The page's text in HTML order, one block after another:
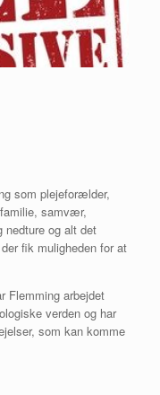
som plejeforælder,
samvær,
nedture og alt det
fik muligheden for at
Flemming arbejdet
verden og har
som kan komme